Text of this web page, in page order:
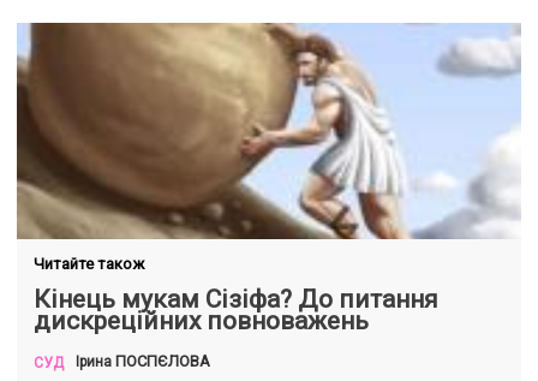
Читайте також
Кінець мукам Сізіфа? До питання
дискреційних повноважень
СУД Ірина ПОСПЄЛОВА